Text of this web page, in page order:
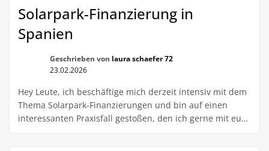
und kann […]
Solarpark-Finanzierung in
Spanien
Geschrieben von laura schaefer 72
23.02.2026
Hey Leute, ich beschäftige mich derzeit intensiv mit dem
Thema Solarpark-Finanzierungen und bin auf einen
interessanten Praxisfall gestoßen, den ich gerne mit euch